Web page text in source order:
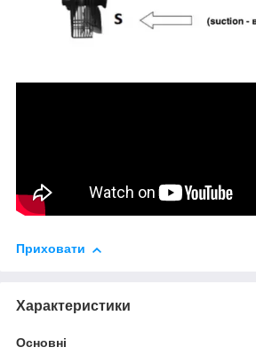
Приховати
Характеристики
Основні